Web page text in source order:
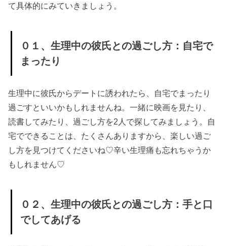
て具体的にみていきましょう。
０１、生理中の彼氏との過ごし方：自宅で
まったり
生理中に彼氏からデートに誘われたら、自宅でまったり
過ごすといいかもしれませんね。一緒に映画を見たり、
読書してみたり、過ごし方を2人で探してみましょう。自
宅でできることは、たくさんありますから、楽しい過ご
し方を見つけてくださいね♡辛い生理痛も忘れちゃうか
もしれません♡
０２、生理中の彼氏との過ごし方：手と口
でしてあげる